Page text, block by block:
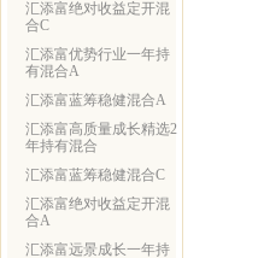
汇添富绝对收益定开混
合C
汇添富优势行业一年持
有混合A
汇添富蓝筹稳健混合A
汇添富高质量成长精选2
年持有混合
汇添富蓝筹稳健混合C
汇添富绝对收益定开混
合A
汇添富远景成长一年持